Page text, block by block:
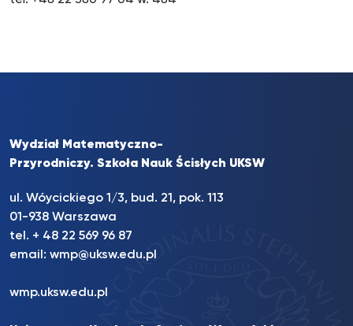
Wydział Matematyczno-
Przyrodniczy. Szkoła Nauk Ścisłych UKSW
ul. Wóycickiego 1/3, bud. 21, pok. 113
01-938 Warszawa
tel. + 48 22 569 96 87
email: wmp@uksw.edu.pl
wmp.uksw.edu.pl